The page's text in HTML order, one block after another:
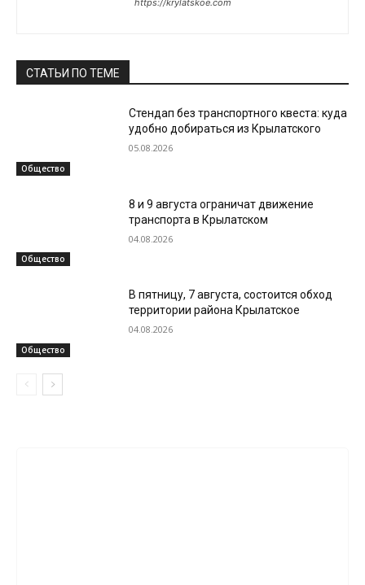
https://krylatskoe.com
СТАТЬИ ПО ТЕМЕ
Общество
Стендап без транспортного квеста: куда
удобно добираться из Крылатского
05.08.2026
Общество
8 и 9 августа ограничат движение
транспорта в Крылатском
04.08.2026
Общество
В пятницу, 7 августа, состоится обход
территории района Крылатское
04.08.2026